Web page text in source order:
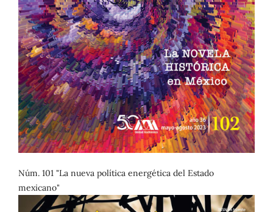
Núm. 101 "La nueva política energética del Estado
mexicano"